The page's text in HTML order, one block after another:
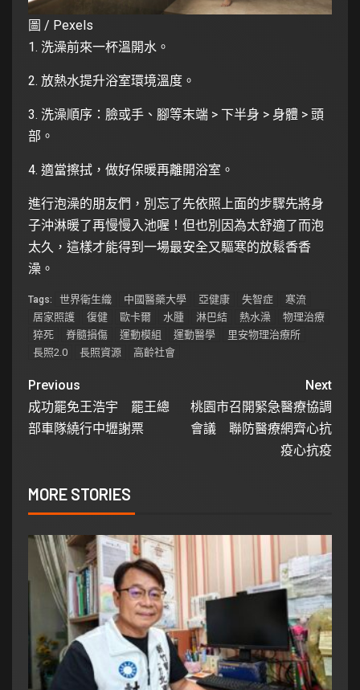
圖 / Pexels
1. 洗澡前來一杯溫開水。
2. 放熱水提升浴室環境溫度。
3. 洗澡順序：臉或手、腳等末端 > 下半身 > 身體 > 頭
部。
4. 適當擦拭，做好保暖再離開浴室。
進行泡澡的朋友們，別忘了先依照上面的步驟先將身
子沖淋暖了再慢慢入池喔！但也別因為太舒適了而泡
太久，這樣才能得到一場最安全又驅寒的放鬆香香
澡。
Tags: 世界衛生織 中國醫藥大學 亞健康 失智症
寒流
居家照護
復健 歐卡爾 水腫 淋巴結 熱水澡
物理治療
猝死
脊髓損傷 運動模組 運動醫學
里安物理治療所
長照2.0
長照資源 高齡社會
Previous
成功罷免王浩宇 罷王總
部車隊繞行中壢謝票
Next
桃園市召開緊急醫療協調
會議 聯防醫療網齊心抗
疫心抗疫
MORE STORIES